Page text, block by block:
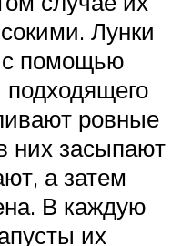
Лунки
с помощью
подходящего
ровные
них засыпают
а затем
В каждую
их